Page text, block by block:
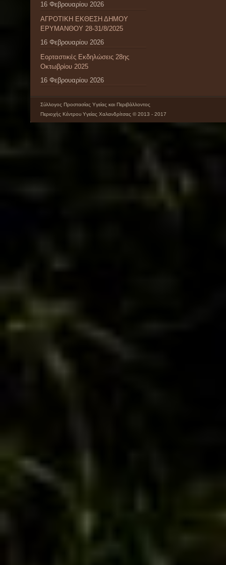
16 Φεβρουαρίου 2026
ΑΓΡΟΤΙΚΗ ΕΚΘΕΣΗ ΔΗΜΟΥ
ΕΡΥΜΑΝΘΟΥ 28-31/8/2025
16 Φεβρουαρίου 2026
Εορταστικές Εκδηλώσεις 28ης
Οκτωβρίου 2025
16 Φεβρουαρίου 2026
Σύλλογος Προστασίας Υγείας και Περιβάλλοντος
Περιοχής Κέντρου Υγείας Χαλανδρίτσας © 2013 - 2017